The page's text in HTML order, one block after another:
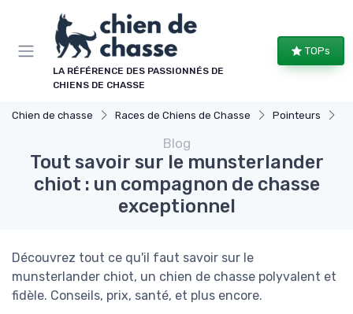
LA RÉFÉRENCE DES PASSIONNÉS DE
CHIENS DE CHASSE
TOPs
Chien de chasse Races de Chiens de Chasse Pointeurs
Blog
Tout savoir sur le munsterlander
chiot : un compagnon de chasse
exceptionnel
Découvrez tout ce qu'il faut savoir sur le
munsterlander chiot, un chien de chasse polyvalent et
fidèle. Conseils, prix, santé, et plus encore.
Panneau de gestion des cookies